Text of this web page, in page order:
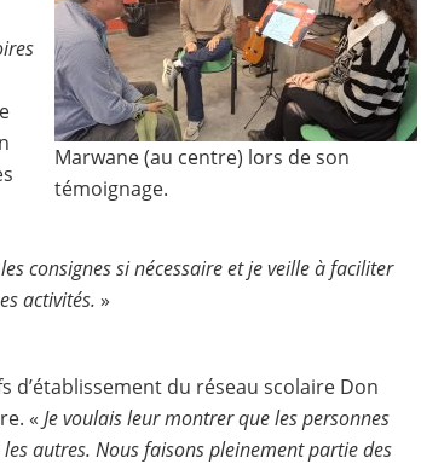
Marwane (au centre) lors de son
témoignage.
consignes si nécessaire et je veille à faciliter
activités. »
d’établissement du réseau scolaire Don
« Je voulais leur montrer que les personnes
autres. Nous faisons pleinement partie des